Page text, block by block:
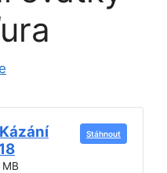
Stáhnout